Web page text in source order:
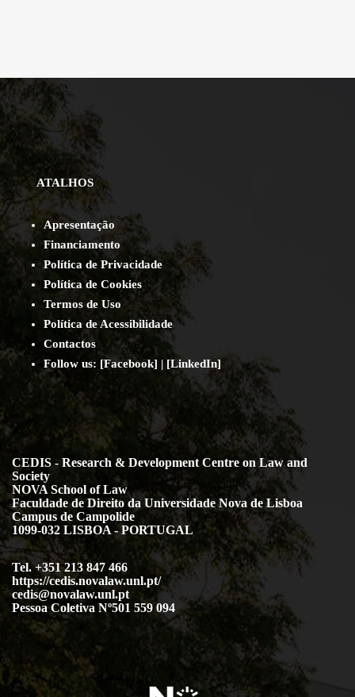
ATALHOS
Apresentação
Financiamento
Política de Privacidade
Política de Cookies
Termos de Uso
Política de Acessibilidade
Contactos
Follow us: [Facebook] | [LinkedIn]
CEDIS - Research & Development Centre on Law and
Society
NOVA School of Law
Faculdade de Direito da Universidade Nova de Lisboa
Campus de Campolide
1099-032 LISBOA - PORTUGAL
Tel. +351 213 847 466
https://cedis.novalaw.unl.pt/
cedis@novalaw.unl.pt
Pessoa Coletiva Nº501 559 094